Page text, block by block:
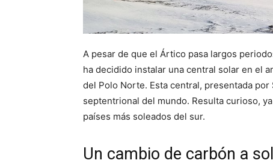
A pesar de que el Ártico pasa largos
ha decidido instalar una central solar en el
del Polo Norte. Esta central, presentada
septentrional del mundo. Resulta curioso,
países más soleados del sur.
Un cambio de carbón a sol